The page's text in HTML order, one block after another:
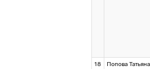
18
Попова Татьяна